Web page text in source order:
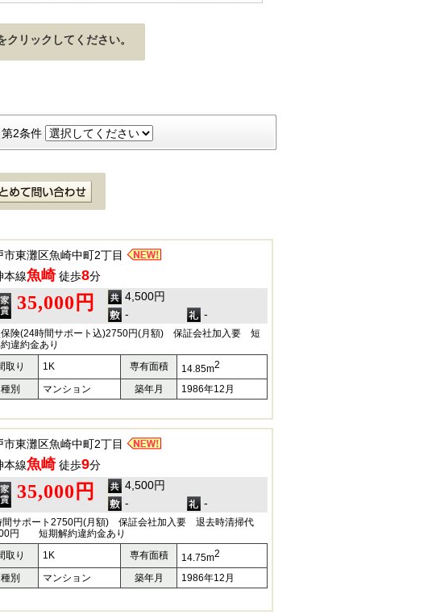
リックしてください。
第2条件
市東灘区魚崎中町2丁目
本線魚崎徒歩8分
35,000円
4,500円
-
-
保険(24時間サポート込)2750円(月額) 保証会社加入要 短
違約金あり
取り
1K 専有面積 14.85m2
種別 マンション 築年月
1986年12月
市東灘区魚崎中町2丁目
本線魚崎徒歩9分
35,000円
4,500円
-
-
間サポート2750円(月額) 保証会社加入要 退去時清掃代
円 短期解約違約金あり
取り
1K 専有面積 14.75m2
種別 マンション 築年月
1986年12月